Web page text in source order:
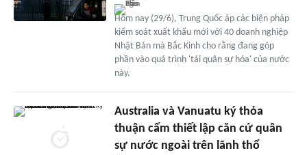
Hôm nay (29/6), Trung Quốc áp các biện pháp
kiểm soát xuất khẩu mới với 40 doanh nghiệp
Nhật Bản mà Bắc Kinh cho rằng đang góp
phần vào quá trình 'tái quân sự hóa' của nước
này.
Australia và Vanuatu ký thỏa
thuận cấm thiết lập căn cứ quân
sự nước ngoài trên lãnh thổ